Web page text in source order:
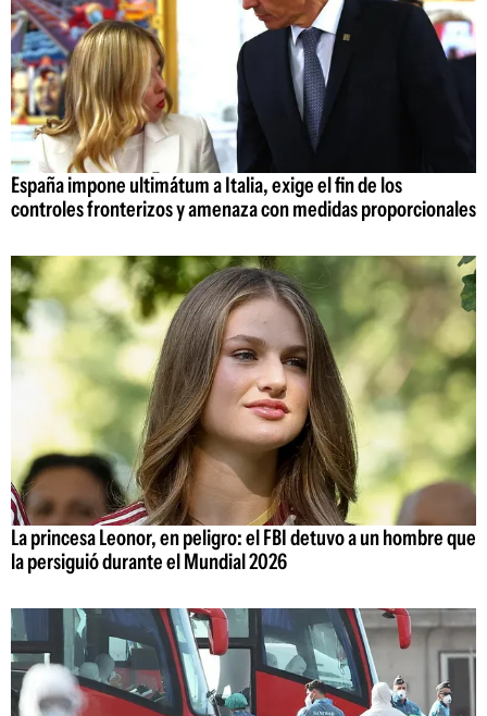
España impone ultimátum a Italia, exige el fin de los
controles fronterizos y amenaza con medidas proporcionales
La princesa Leonor, en peligro: el FBI detuvo a un hombre que
la persiguió durante el Mundial 2026